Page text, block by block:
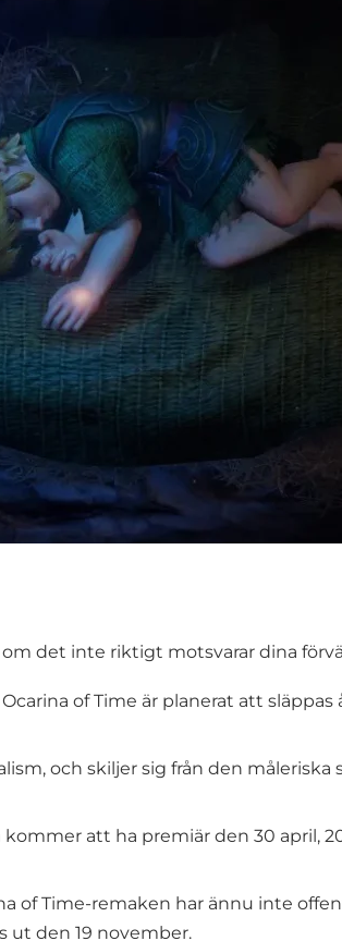
det inte riktigt motsvarar dina
of Time är planerat att
och skiljer sig från den
att ha premiär den 30 april,
of Time-remaken har ännu inte
ut den 19 november.